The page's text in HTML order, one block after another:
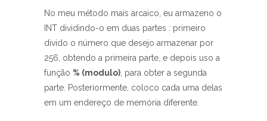
No meu método mais arcaico, eu armazeno o
INT dividindo-o em duas partes : primeiro
divido o número que desejo armazenar por
256, obtendo a primeira parte, e depois uso a
função % (modulo) , para obter a segunda
parte. Posteriormente, coloco cada uma delas
em um endereço de memória diferente.